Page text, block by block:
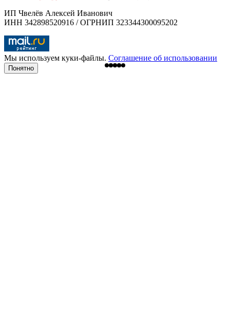
ИП Чвелёв Алексей Иванович
ИНН 342898520916 / ОГРНИП 323344300095202
Мы используем куки-файлы. Соглашение об использовании
Понятно